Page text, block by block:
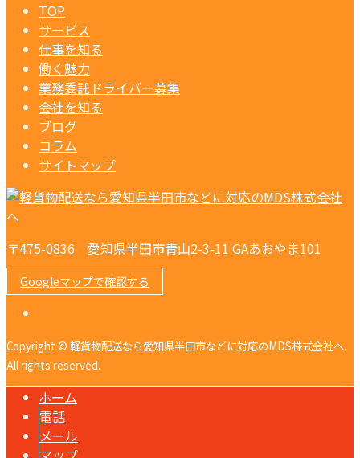
TOP
サービス
仕事を知る
働く魅力
業務委託ドライバー募集
会社を知る
ブログ
コラム
サイトマップ
〒475-0836 愛知県半田市青山2-3-11 GAあおやま101
Googleマップで確認する
Copyright © 軽貨物配送なら愛知県半田市などに対応のMDS株式会社へ.
All rights reserved.
ホーム
電話
メール